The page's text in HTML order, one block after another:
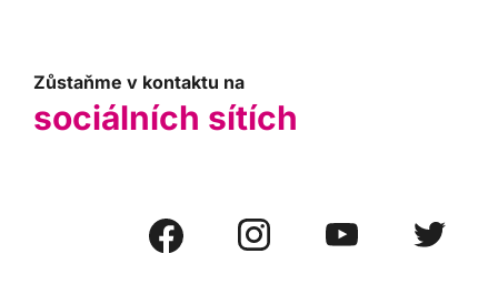
Zůstaňme v kontaktu na
sociálních sítích